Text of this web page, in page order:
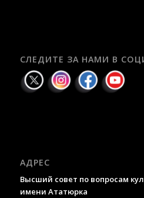
СЛЕДИТЕ ЗА НАМИ В
АДРЕС
Высший совет по вопросам
имени Ататюрка